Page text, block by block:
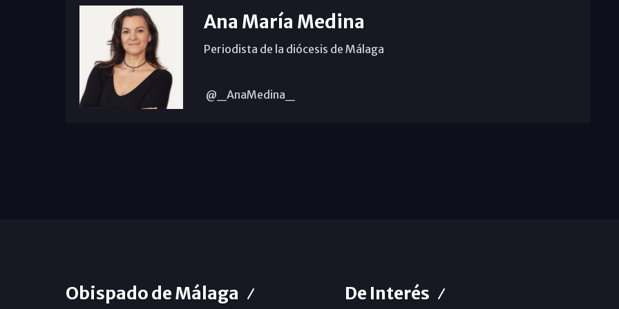
Ana María Medina
Periodista de la diócesis de Málaga
@_AnaMedina_
Obispado de Málaga De Interés